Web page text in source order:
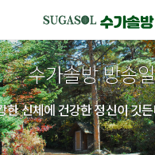
수가솔방 방송
한 신체에 건강한 정신이 깃